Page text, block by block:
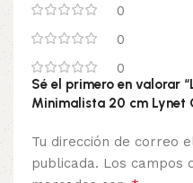
0
0
0
Sé el primero en valorar
Minimalista 20 cm Lynet
Tu dirección de correo
publicada. Los campos